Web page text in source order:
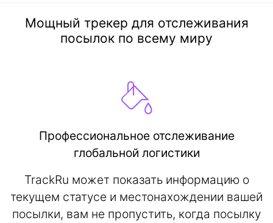
Мощный трекер для отслеживания
посылок по всему миру
Профессиональное отслеживание
глобальной логистики
TrackRu может показать информацию о
текущем статусе и местонахождении вашей
посылки, вам не пропустить, когда посылку